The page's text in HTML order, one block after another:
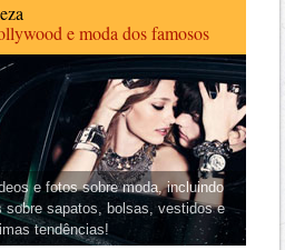
e moda dos famosos
e fotos sobre moda, incluindo
sobre sapatos, bolsas, vestidos e
tendências!